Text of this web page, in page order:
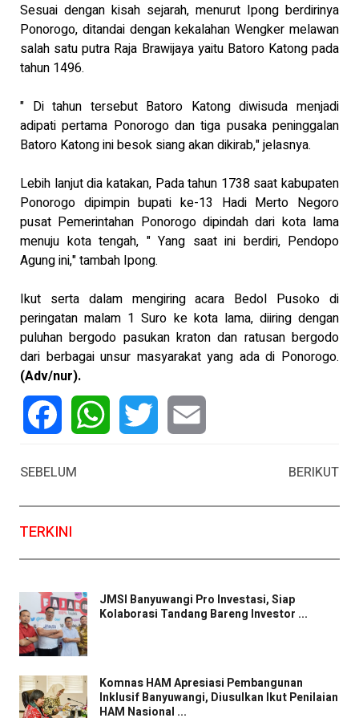
Sesuai dengan kisah sejarah, menurut Ipong berdirinya
Ponorogo, ditandai dengan kekalahan Wengker melawan
salah satu putra Raja Brawijaya yaitu Batoro Katong pada
tahun 1496.
" Di tahun tersebut Batoro Katong diwisuda menjadi
adipati pertama Ponorogo dan tiga pusaka peninggalan
Batoro Katong ini besok siang akan dikirab," jelasnya.
Lebih lanjut dia katakan, Pada tahun 1738 saat kabupaten
Ponorogo dipimpin bupati ke-13 Hadi Merto Negoro
pusat Pemerintahan Ponorogo dipindah dari kota lama
menuju kota tengah, " Yang saat ini berdiri, Pendopo
Agung ini," tambah Ipong.
Ikut serta dalam mengiring acara Bedol Pusoko di
peringatan malam 1 Suro ke kota lama, diiring dengan
puluhan bergodo pasukan kraton dan ratusan bergodo
dari berbagai unsur masyarakat yang ada di Ponorogo.
(Adv/nur).
SEBELUM
BERIKUT
TERKINI
JMSI Banyuwangi Pro Investasi, Siap
Kolaborasi Tandang Bareng Investor ...
Komnas HAM Apresiasi Pembangunan
Inklusif Banyuwangi, Diusulkan Ikut Penilaian
HAM Nasional ...